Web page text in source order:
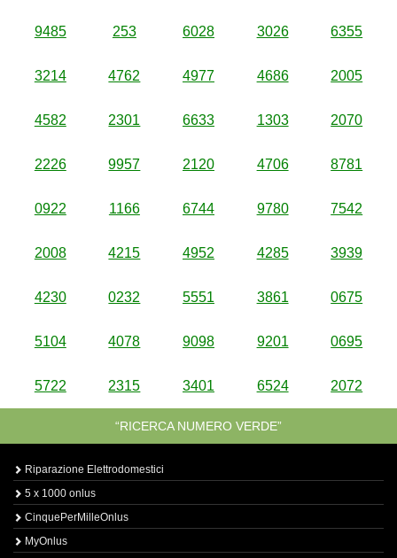
9485 253 6028 3026 6355
3214 4762 4977 4686 2005
4582 2301 6633 1303 2070
2226 9957 2120 4706 8781
0922 1166 6744 9780 7542
2008 4215 4952 4285 3939
4230 0232 5551 3861 0675
5104 4078 9098 9201 0695
5722 2315 3401 6524 2072
“RICERCA NUMERO VERDE”
Riparazione Elettrodomestici
5 x 1000 onlus
CinquePerMilleOnlus
MyOnlus